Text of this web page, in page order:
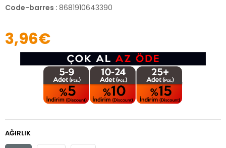
Code-barres : 8681910643390
3,96€
AĞIRLIK